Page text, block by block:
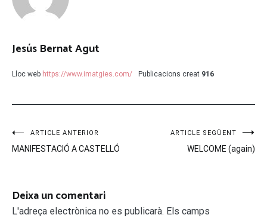
Jesús Bernat Agut
Lloc web https://www.imatgies.com/ Publicacions creat 916
Navegació
d'entrades
ARTICLE ANTERIOR
MANIFESTACIÓ A CASTELLÓ
ARTICLE SEGÜENT
WELCOME (again)
Deixa un comentari
L'adreça electrònica no es publicarà. Els camps